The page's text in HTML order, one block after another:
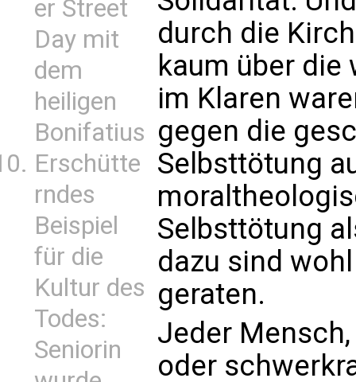
er Street
Day mit
dem
heiligen
Bonifatius
Erschütte
rndes
Beispiel
für die
Kultur des
Todes:
Seniorin
durch die
kaum über
im Klaren
gegen die
Selbsttötung
Selbsttötung
dazu sind
geraten.
Jeder
oder